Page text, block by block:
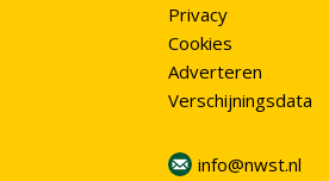
Privacy
Cookies
Adverteren
Verschijningsdata
info@nwst.nl